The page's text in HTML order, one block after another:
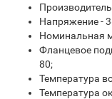
Напряжение -
Номинальная
Фланцевое
80;
Температура
Температура